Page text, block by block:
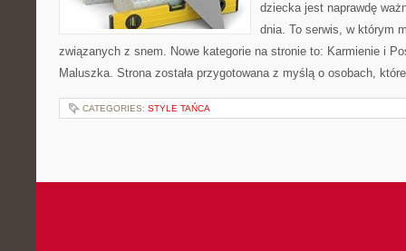
dziecka jest naprawdę
dnia. To serwis, w którym
związanych z snem. Nowe kategorie na stronie to: Karmienie i
Maluszka. Strona została przygotowana z myślą o osobach,
CATEGORIES: STYLE TAŃCA